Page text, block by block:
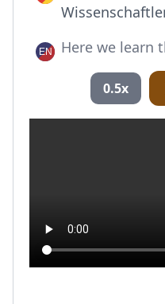
Here we learn
0.5x